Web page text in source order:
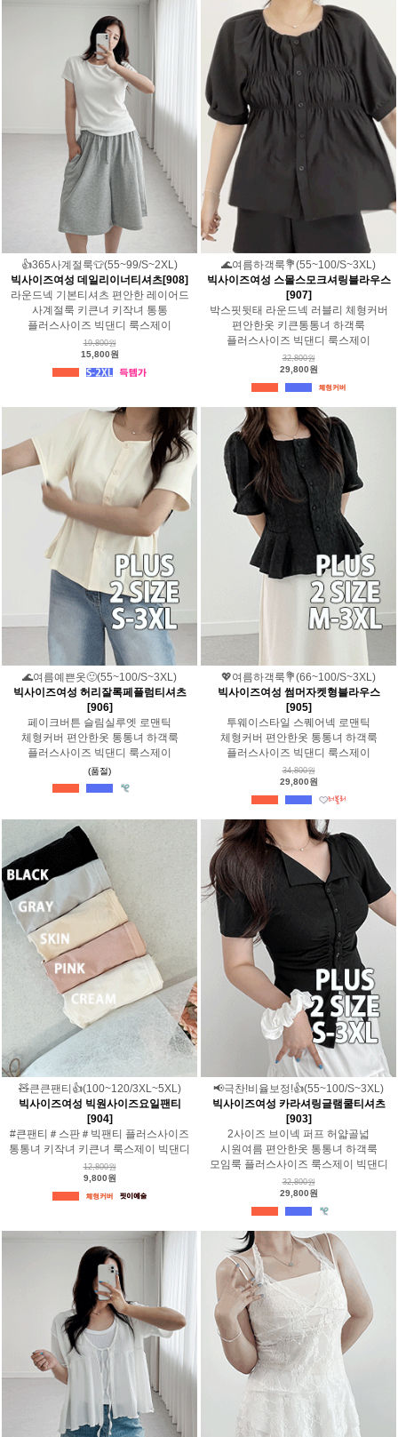
👍365사계절룩👕(55~99/S~2XL)
빅사이즈여성 데일리이너티셔츠[908]
라운드넥 기본티셔츠 편안한 레이어드
사계절룩 키큰녀 키작녀 통통
플러스사이즈 빅댄디 룩스제이
19,800원
15,800원
🌊여름하객룩💐(55~100/S~3XL)
빅사이즈여성 스몰스모크셔링블라우스
[907]
박스핏뒷태 라운드넥 러블리 체형커버
편안한옷 키큰통통녀 하객룩
플러스사이즈 빅댄디 룩스제이
32,800원
29,800원
🌊여름예쁜옷🙂(55~100/S~3XL)
빅사이즈여성 허리잘록페플럼티셔츠
[906]
페이크버튼 슬림실루엣 로맨틱
체형커버 편안한옷 통통녀 하객룩
플러스사이즈 빅댄디 룩스제이
(품절)
💖여름하객룩💐(66~100/S~3XL)
빅사이즈여성 썸머자켓형블라우스
[905]
투웨이스타일 스퀘어넥 로맨틱
체형커버 편안한옷 통통녀 하객룩
플러스사이즈 빅댄디 룩스제이
34,800원
29,800원
🧸큰큰팬티👍(100~120/3XL~5XL)
빅사이즈여성 빅원사이즈요일팬티
[904]
#큰팬티＃스판＃빅팬티 플러스사이즈
통통녀 키작녀 키큰녀 룩스제이 빅댄디
12,800원
9,800원
📢극찬!비율보정!👍(55~100/S~3XL)
빅사이즈여성 카라셔링글램쿨티셔츠
[903]
2사이즈 브이넥 퍼프 허얇골넓
시원여름 편안한옷 통통녀 하객룩
모임룩 플러스사이즈 룩스제이 빅댄디
32,800원
29,800원